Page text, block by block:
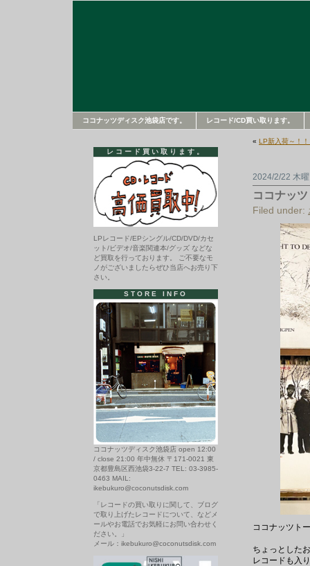
ココナッツディスク池袋店です。 レコード/CD買い取ります。
« LP新入荷～！
2024/2/22 木
ココナッ
Filed under:
ココナッツト
ちょっとした
レコードも入
レコード買い取ります。
LPレコード/EPシングル/CD/DVD/カセ
ット/ビデオ/音楽関連本/グッズ などな
ど買取を行っております。 ご不要なモ
ノがございましたらぜひ当店へお売り下
さい。
STORE INFO
ココナッツディスク池袋店 open 12:00
/ close 21:00 年中無休 〒171-0021 東
京都豊島区西池袋3-22-7 TEL: 03-3985-
0463 MAIL:
ikebukuro@coconutsdisk.com
「レコードの買い取りに関して、ブログ
で取り上げたレコードについて、などメ
ールやお電話でお気軽にお問い合わせく
ださい。」
メール：ikebukuro@coconutsdisk.com